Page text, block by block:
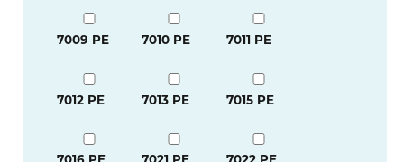
7009 PE 7010 PE 7011 PE
7012 PE 7013 PE 7015 PE